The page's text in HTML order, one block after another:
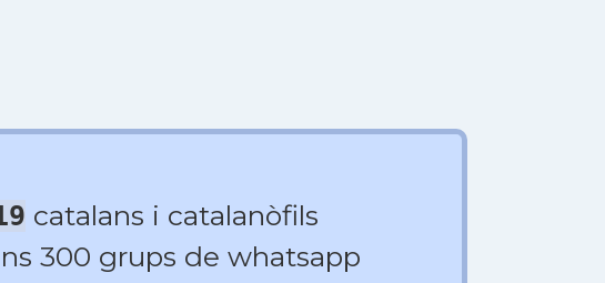
catalans i catalanòfils
300 grups de whatsapp